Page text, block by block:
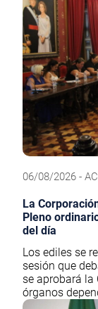
06/08/2026 -
La
Pleno
del día
Los ediles se
sesión que
se aprobará la
órganos